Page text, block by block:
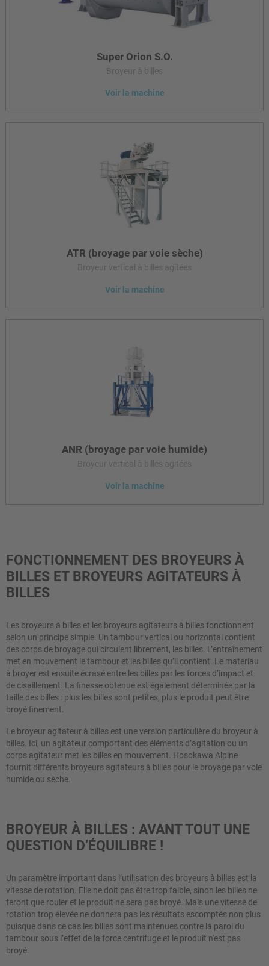
Super Orion S.O.
Broyeur à billes
Voir la machine
ultra-fin à sec de farines minérales et de matières premières
céramiques. Associés à un sélecteur à air, ils permettent de
produire par exemple les charges les plus fines avec un
rendement élevé et simultanément un faible apport en énergie
ATR (broyage par voie sèche)
Broyeur vertical à billes agitées
Voir la machine
finesses de 95 % < 2 µm. Les applications typiques sont les
charges minérales, les matières premières pour les glaçures et
les matériaux durs. Le produit peut être enrobé en plus
pendant le processus de broyage.
ANR (broyage par voie humide)
Broyeur vertical à billes agitées
Voir la machine
d’application typique est la production de boues de GCC pour
la fabrication de papier.
FONCTIONNEMENT DES BROYEURS À
BILLES ET BROYEURS AGITATEURS À
BILLES
Les broyeurs à billes et les broyeurs agitateurs à billes fonctionnent
selon un principe simple. Un tambour vertical ou horizontal contient
des corps de broyage qui circulent librement, les billes. L’entraînement
met en mouvement le tambour et les billes qu’il contient. Le matériau
à broyer est ensuite écrasé entre les billes par les forces d’impact et
de cisaillement. La finesse obtenue est également déterminée par la
taille des billes : plus les billes sont petites, plus le produit peut être
broyé finement.
Le broyeur agitateur à billes est une version particulière du broyeur à
billes. Ici, un agitateur comportant des éléments d’agitation ou un
corps agitateur met les billes en mouvement. Hosokawa Alpine
fournit différents broyeurs agitateurs à billes pour le broyage par voie
humide ou sèche.
BROYEUR À BILLES : AVANT TOUT UNE
QUESTION D’ÉQUILIBRE !
Un paramètre important dans l’utilisation des broyeurs à billes est la
vitesse de rotation. Elle ne doit pas être trop faible, sinon les billes ne
feront que rouler et le produit ne sera pas broyé. Mais une vitesse de
rotation trop élevée ne donnera pas les résultats escomptés non plus
puisque dans ce cas les billes sont maintenues contre la paroi du
tambour sous l’effet de la force centrifuge et le produit n'est pas
broyé.